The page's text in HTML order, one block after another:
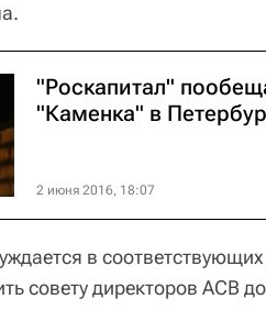
"Роскапитал"
"Каменка" в
2 июня 2016, 18:07
в
совету директоров АСВ